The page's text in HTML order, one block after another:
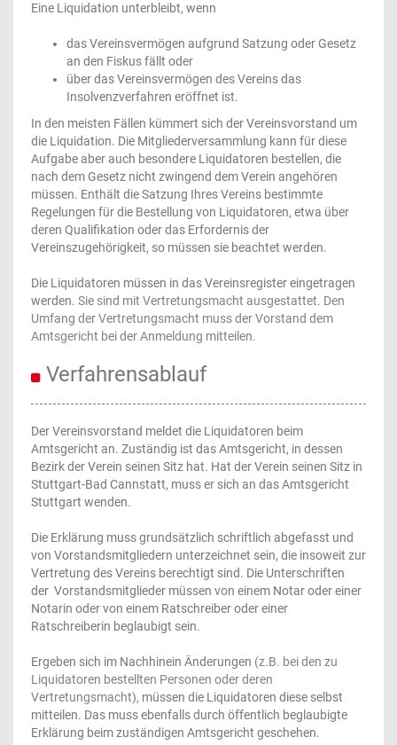
Eine Liquidation unterbleibt, wenn
das Vereinsvermögen aufgrund Satzung oder Gesetz
an den Fiskus fällt oder
über das Vereinsvermögen des Vereins das
Insolvenzverfahren eröffnet ist.
In den meisten Fällen kümmert sich der Vereinsvorstand um
die Liquidation. Die Mitgliederversammlung kann für diese
Aufgabe aber auch besondere Liquidatoren bestellen, die
nach dem Gesetz nicht zwingend dem Verein angehören
müssen. Enthält die Satzung Ihres Vereins bestimmte
Regelungen für die Bestellung von Liquidatoren, etwa über
deren Qualifikation oder das Erfordernis der
Vereinszugehörigkeit, so müssen sie beachtet werden.
Die Liquidatoren müssen in das Vereinsregister eingetragen
werden. Sie sind mit Vertretungsmacht ausgestattet. Den
Umfang der Vertretungsmacht muss der Vorstand dem
Amtsgericht bei der Anmeldung mitteilen.
Verfahrensablauf
Der Vereinsvorstand meldet die Liquidatoren beim
Amtsgericht an. Zuständig ist das Amtsgericht, in dessen
Bezirk der Verein seinen Sitz hat. Hat der Verein seinen Sitz in
Stuttgart-Bad Cannstatt, muss er sich an das Amtsgericht
Stuttgart wenden.
Die Erklärung muss grundsätzlich schriftlich abgefasst und
von Vorstandsmitgliedern unterzeichnet sein, die insoweit zur
Vertretung des Vereins berechtigt sind. Die Unterschriften
der Vorstandsmitglieder müssen von einem Notar oder einer
Notarin oder von einem Ratschreiber oder einer
Ratschreiberin beglaubigt sein.
Ergeben sich im Nachhinein Änderungen (z.B. bei den zu
Liquidatoren bestellten Personen oder deren
Vertretungsmacht), müssen die Liquidatoren diese selbst
mitteilen. Das muss ebenfalls durch öffentlich beglaubigte
Erklärung beim zuständigen Amtsgericht geschehen.